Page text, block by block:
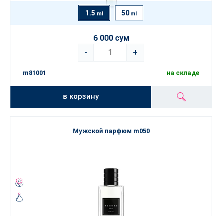
1.5 ml 50 ml
6 000 сум
-
+
m81001 на складе
в корзину
Мужской парфюм m050